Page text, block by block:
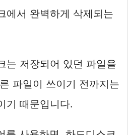
에서 완벽하게 삭제되는
는 저장되어 있던 파일을
파일이 쓰이기 전까지는
기 때문입니다.